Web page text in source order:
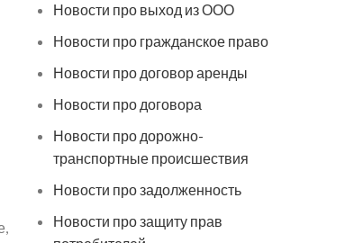
Новости про выход из ООО
Новости про гражданское право
Новости про договор аренды
Новости про договора
Новости про дорожно-
транспортные происшествия
Новости про задолженность
Новости про защиту прав